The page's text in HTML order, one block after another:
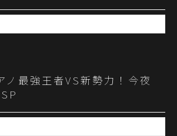
ノ最強王者VS新勢力！今夜